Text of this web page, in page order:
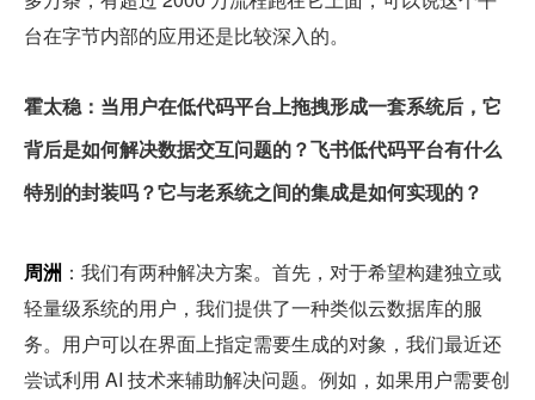
台在字节内部的应用还是比较深入的。
霍太稳：当用户在低代码平台上拖拽形成一套系统后，它
背后是如何解决数据交互问题的？飞书低代码平台有什么
特别的封装吗？它与老系统之间的集成是如何实现的？
周洲 ：我们有两种解决方案。首先，对于希望构建独立或
轻量级系统的用户，我们提供了一种类似云数据库的服
务。用户可以在界面上指定需要生成的对象，我们最近还
尝试利用 AI 技术来辅助解决问题。例如，如果用户需要创